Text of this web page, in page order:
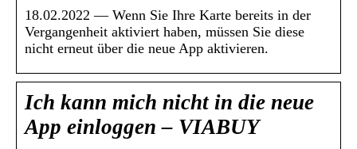
18.02.2022 — Wenn Sie Ihre Karte bereits in der
Vergangenheit aktiviert haben, müssen Sie diese
nicht erneut über die neue App aktivieren.
Ich kann mich nicht in die neue
App einloggen – VIABUY